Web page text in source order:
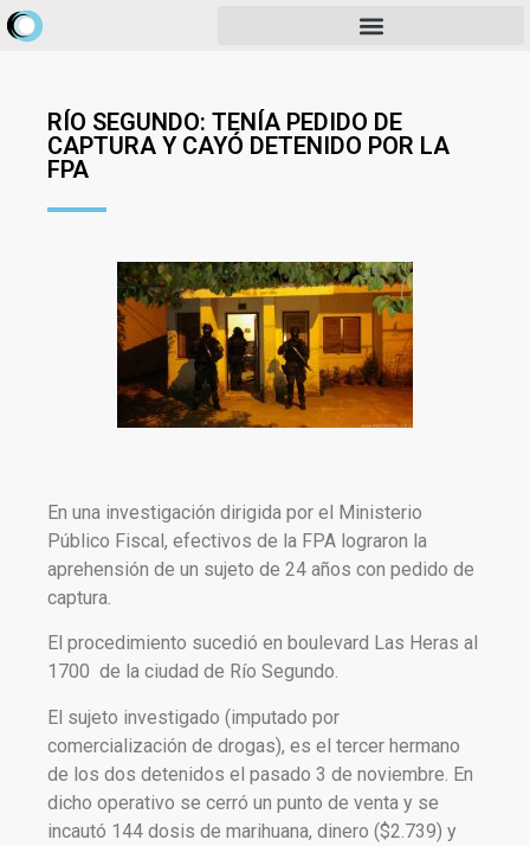
RÍO SEGUNDO: TENÍA PEDIDO DE
CAPTURA Y CAYÓ DETENIDO POR LA
FPA
En una investigación dirigida por el Ministerio
Público Fiscal, efectivos de la FPA lograron la
aprehensión de un sujeto de 24 años con pedido de
captura.
El procedimiento sucedió en boulevard Las Heras al
1700 de la ciudad de Río Segundo.
El sujeto investigado (imputado por
comercialización de drogas), es el tercer hermano
de los dos detenidos el pasado 3 de noviembre. En
dicho operativo se cerró un punto de venta y se
incautó 144 dosis de marihuana, dinero ($2.739) y